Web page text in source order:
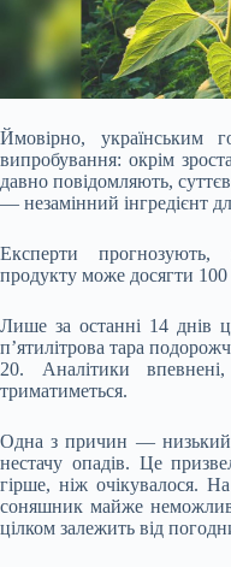
Ймовірно, українським
випробування: окрім
давно повідомляють,
— незамінний інгредієнт
Експерти
продукту може досягти
Лише за останні 14 днів
п’ятилітрова тара
20. Аналітики
триматиметься.
Одна з причин — низький
нестачу опадів. Це
гірше, ніж очікувалося.
соняшник майже
цілком залежить від